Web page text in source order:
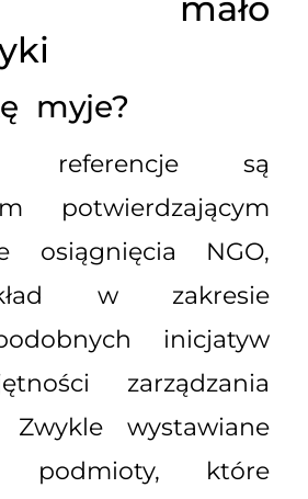
myje?
są
potwierdzającym
osiągnięcia NGO,
w zakresie
inicjatyw
zarządzania
Zwykle wystawiane
podmioty, które